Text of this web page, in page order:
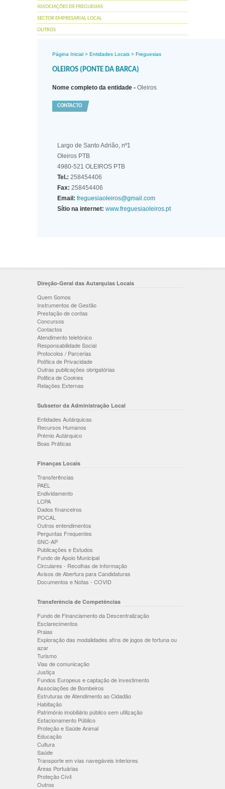
ASSOCIAÇÕES DE FREGUESIAS
SECTOR EMPRESARIAL LOCAL
OUTROS
Página Inicial > Entidades Locais > Freguesias
OLEIROS (PONTE DA BARCA)
Nome completo da entidade - Oleiros
CONTACTO
Largo de Santo Adrião, nº1
Oleiros PTB
4980-521 OLEIROS PTB
Tel.: 258454406
Fax: 258454406
Email: freguesiaoleiros@gmail.com
Sítio na internet: www.freguesiaoleiros.pt
Direção-Geral das Autarquias Locais
Quem Somos
Instrumentos de Gestão
Prestação de contas
Concursos
Contactos
Atendimento telefónico
Responsabilidade Social
Protocolos / Parcerias
Política de Privacidade
Outras publicações obrigatórias
Politica de Cookies
Relações Externas
Subsetor da Administração Local
Entidades Autárquicas
Recursos Humanos
Prémio Autárquico
Boas Práticas
Finanças Locais
Transferências
PAEL
Endividamento
LCPA
Dados financeiros
POCAL
Outros entendimentos
Perguntas Frequentes
SNC-AP
Publicações e Estudos
Fundo de Apoio Municipal
Circulares - Recolhas de Informação
Avisos de Abertura para Candidaturas
Documentos e Notas - COVID
Transferência de Competências
Fundo de Financiamento da Descentralização
Esclarecimentos
Praias
Exploração das modalidades afins de jogos de fortuna ou
azar
Turismo
Vias de comunicação
Justiça
Fundos Europeus e captação de investimento
Associações de Bombeiros
Estruturas de Atendimento ao Cidadão
Habitação
Património imobiliário público sem utilização
Estacionamento Público
Proteção e Saúde Animal
Educação
Cultura
Saúde
Transporte em vias navegáveis interiores
Áreas Portuárias
Proteção Cívil
Outros